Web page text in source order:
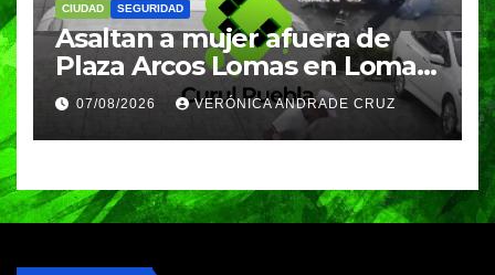
CIUDAD SEGURIDAD
Asaltan a mujer afuera de
Plaza Arcos Lomas en Lomas
de Angelópolis; delincuentes
huyeron en auto
07/08/2026 VERÓNICA ANDRADE CRUZ